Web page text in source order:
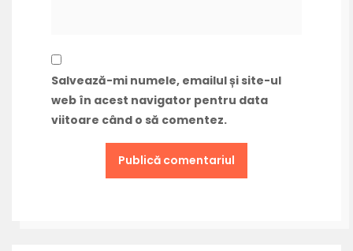
Salvează-mi numele, emailul și site-ul
web în acest navigator pentru data
viitoare când o să comentez.